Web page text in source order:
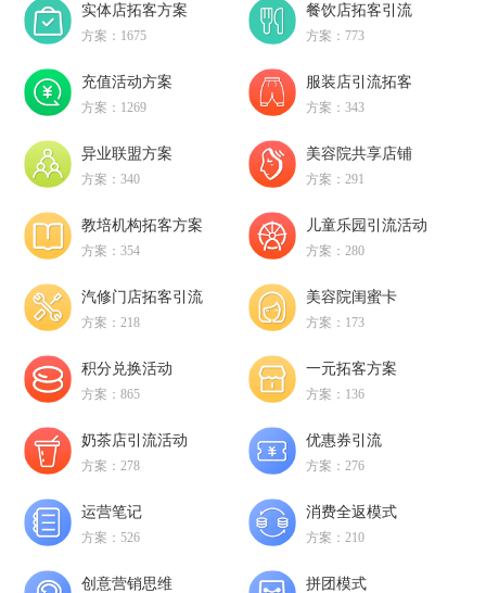
实体店拓客方案
方案：1675
餐饮店拓客引流
方案：773
充值活动方案
方案：1269
服装店引流拓客
方案：343
异业联盟方案
方案：340
美容院共享店铺
方案：291
教培机构拓客方案
方案：354
儿童乐园引流活动
方案：280
汽修门店拓客引流
方案：218
美容院闺蜜卡
方案：173
积分兑换活动
方案：865
一元拓客方案
方案：136
奶茶店引流活动
方案：278
优惠券引流
方案：276
运营笔记
方案：526
消费全返模式
方案：210
创意营销思维 拼团模式